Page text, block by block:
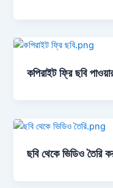
কপিরাইট ফ্রি ছবি
ছবি থেকে ভিডিও তৈরি